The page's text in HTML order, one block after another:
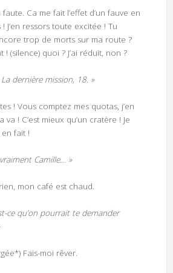
faute. Ca me fait l’effet d’un fauve en
J’en ressors toute excitée ! Tu
trop de morts sur ma route ?
! (silence) quoi ? J’ai réduit, non ?
dernière mission, 18. »
! Vous comptez mes quotas, j’en
va ! C’est mieux qu’un cratère ! Je
fait !
Camille… »
mon café est chaud.
ce qu’on pourrait te demander
Fais-moi rêver.